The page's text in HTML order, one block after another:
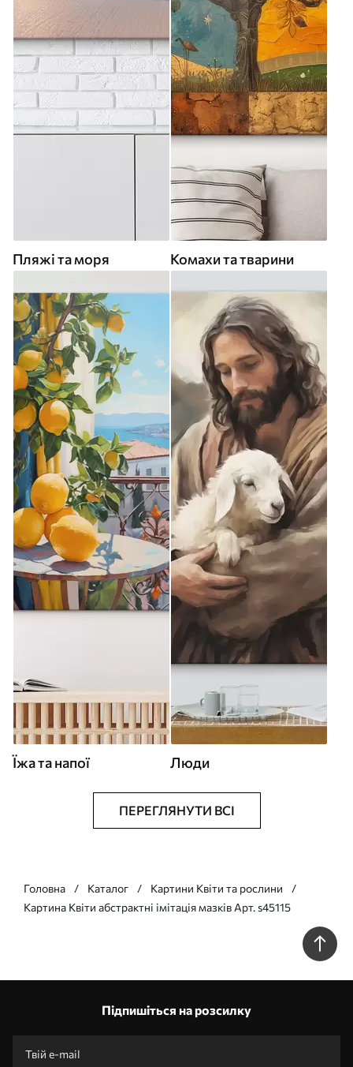
Пляжі та моря Комахи та тварини
Їжа та напої Люди
ПЕРЕГЛЯНУТИ ВСІ
Головна Каталог
Картини Квіти та рослини
Картина Квіти абстрактні імітація мазків Арт. s45115
Підпишіться на розсилку